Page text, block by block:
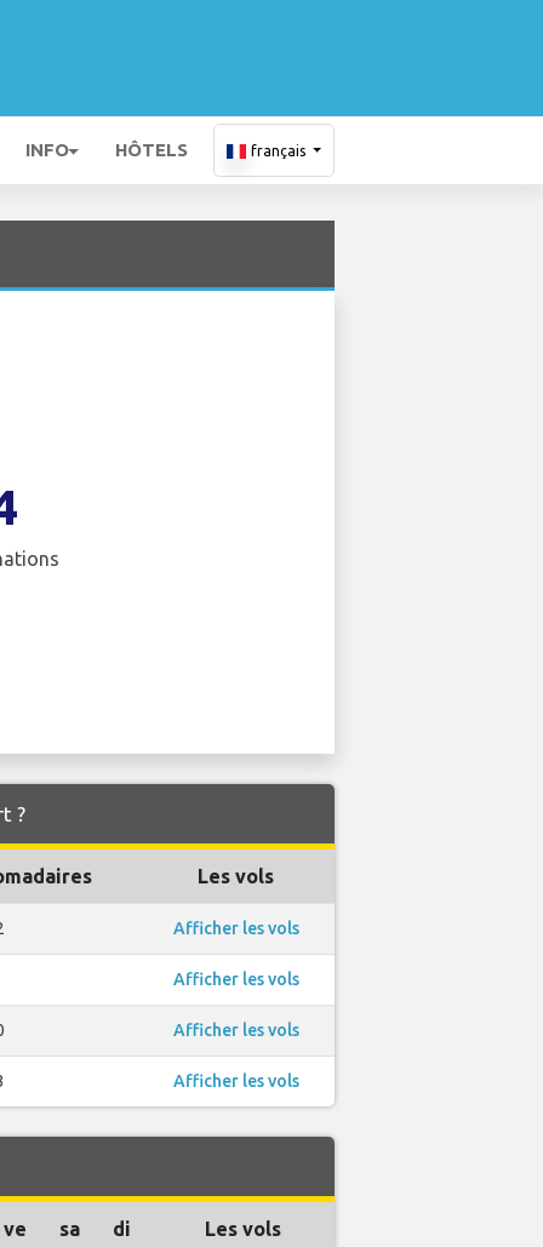
INFO HÔTELS français
?
Les vols
Afficher les vols
Afficher les vols
Afficher les vols
Afficher les vols
ve sa di Les vols